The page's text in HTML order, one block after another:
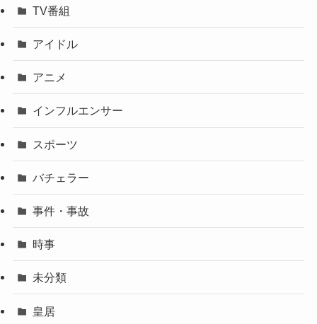
TV番組
アイドル
アニメ
インフルエンサー
スポーツ
バチェラー
事件・事故
時事
未分類
皇居